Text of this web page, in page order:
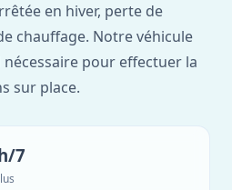
en hiver, perte de
chauffage. Notre véhicule
pour effectuer la
sur place.
7